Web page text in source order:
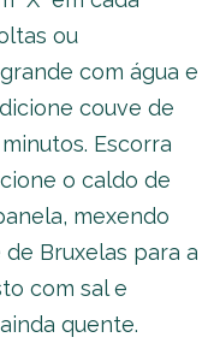
ou
com água e
couve de
Escorra
o caldo de
mexendo
Bruxelas para a
com sal e
quente.